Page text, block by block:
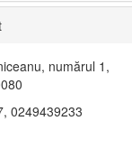
numărul 1,
0249439233